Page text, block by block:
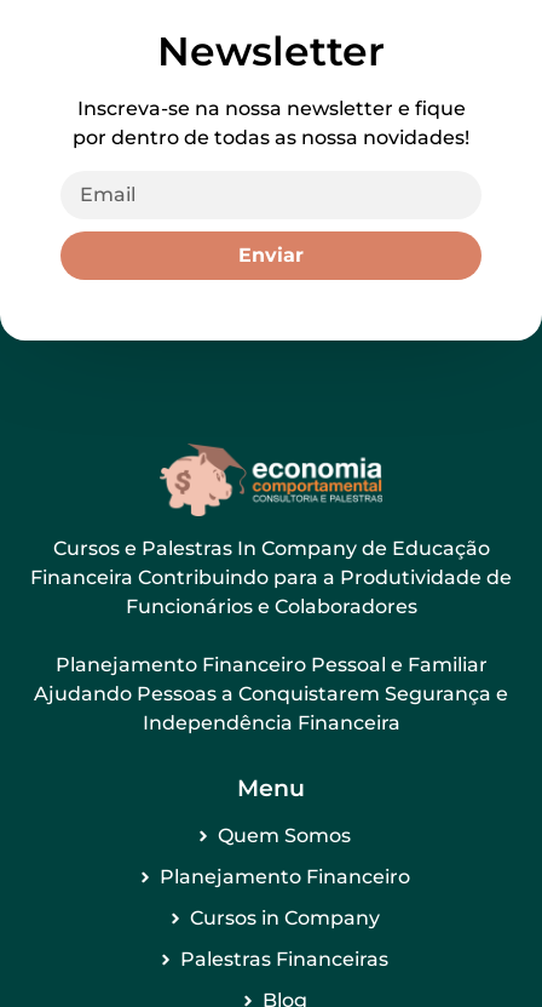
Newsletter
Inscreva-se na nossa newsletter e fique
por dentro de todas as nossa novidades!
Enviar
Cursos e Palestras In Company de Educação
Financeira Contribuindo para a Produtividade de
Funcionários e Colaboradores
Planejamento Financeiro Pessoal e Familiar
Ajudando Pessoas a Conquistarem Segurança e
Independência Financeira
Menu
Quem Somos
Planejamento Financeiro
Cursos in Company
Palestras Financeiras
Blog